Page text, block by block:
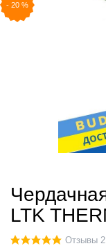
- 20 %
LTK
Отзывы 2